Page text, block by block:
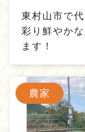
東村山市で
彩り鮮やか
ます！
農家